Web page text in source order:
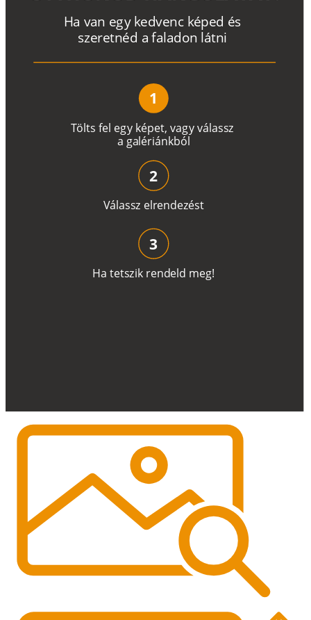
Tölts fel egy képet, vagyválassz
a galériánkból
Ha van egy kedvenc képed és
szeretnéd a faladon látni
1
Válassz elrendezést
2
Ha tetszik rendeld meg!
3